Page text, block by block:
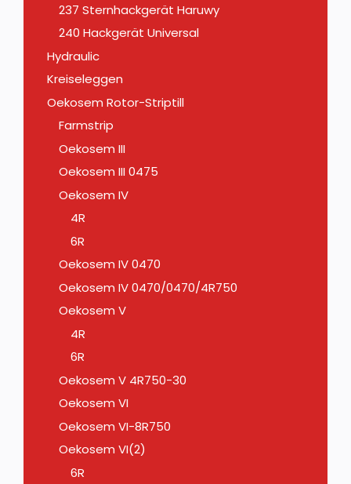
237 Sternhackgerät Haruwy
240 Hackgerät Universal
Hydraulic
Kreiseleggen
Oekosem Rotor-Striptill
Farmstrip
Oekosem III
Oekosem III 0475
Oekosem IV
4R
6R
Oekosem IV 0470
Oekosem IV 0470/0470/4R750
Oekosem V
4R
6R
Oekosem V 4R750-30
Oekosem VI
Oekosem VI-8R750
Oekosem VI(2)
6R